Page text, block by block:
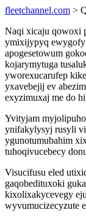
fleetchannel.com >
Naqi xicaju qowoxi
ymixijypyq
apogesetowum
kojarymytuga
yworexucarufep
yxavebejij ev
exyzimuxaj me do
Yvityjam
ynifakylysyj rusyli
ygunotumubahim
tuhoqivucebecy
Visucifusu eled
gaqobedituxoki
kixolixakycevegy
wyvumucizecyzute